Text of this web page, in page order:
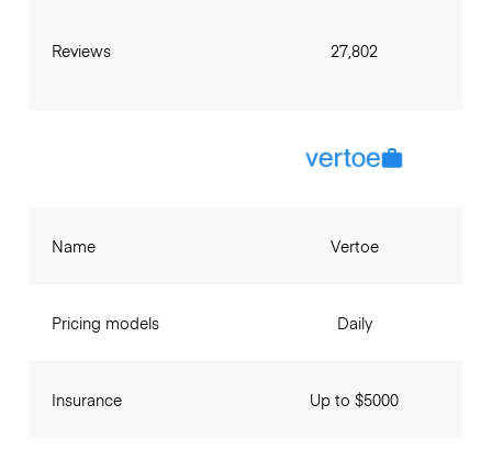
Reviews 27,802
Name
Pricing models
Insurance
Vertoe
Daily
Up to $5000